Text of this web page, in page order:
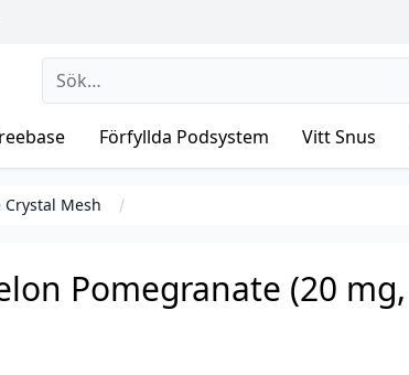
Förfyllda Podsystem Vitt Snus
Crystal Mesh
Pomegranate (20 mg,